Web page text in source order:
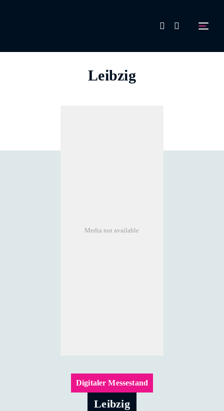
Aussteller werden!Leibzig
Digitaler Messestand
Leibzig
Media not available